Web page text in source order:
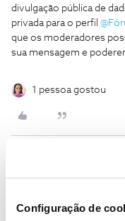
Configuração de
divulgação pública de
privada para o perfil
que os moderadores
sua mensagem e
1 pessoa gostou